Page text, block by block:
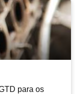
para os